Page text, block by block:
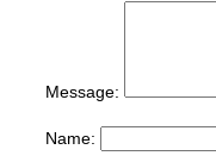
Message:
Name: